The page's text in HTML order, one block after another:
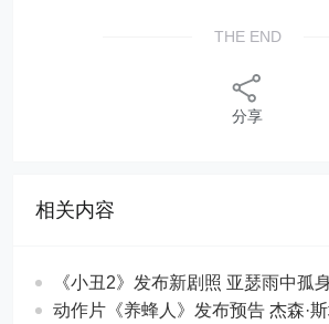
THE END
分享
相关内容
《小丑2》发布新剧照 亚瑟雨中孤
动作片《养蜂人》发布预告 杰森·